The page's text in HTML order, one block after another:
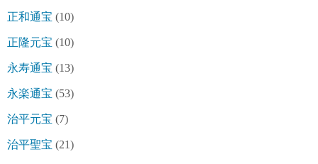
正和通宝 (10)
正隆元宝 (10)
永寿通宝 (13)
永楽通宝 (53)
治平元宝 (7)
治平聖宝 (21)